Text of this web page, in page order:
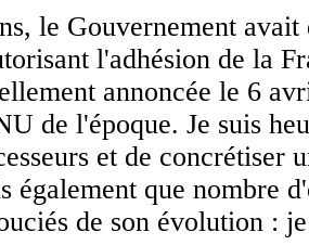
le Gouvernement
l'adhésion de la
annoncée le 6
de l'époque. Je suis
et de concrétiser
également que nombre
de son évolution :